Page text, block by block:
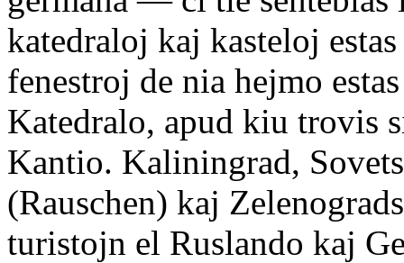
katedraloj kaj kasteloj
fenestroj de nia hejmo
Katedralo, apud kiu trovis
Kantio. Kaliningrad,
(Rauschen) kaj
turistojn el Ruslando kaj